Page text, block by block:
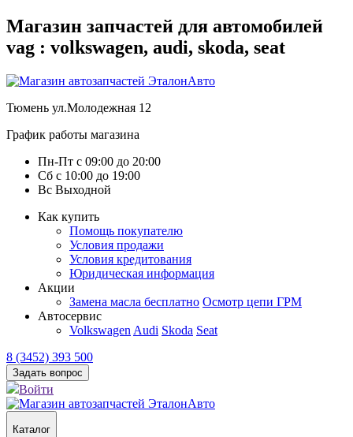
Магазин запчастей для автомобилей
vag : volkswagen, audi, skoda, seat
Тюмень ул.Молодежная 12
График работы магазина
Пн-Пт с 09:00 до 20:00
Сб с 10:00 до 19:00
Вс Выходной
Как купить
Помощь покупателю
Условия продажи
Условия кредитования
Юридическая информация
Акции
Замена масла бесплатно Осмотр цепи ГРМ
Автосервис
Volkswagen Audi Skoda Seat
8 (3452) 393 500
Задать вопрос
Войти
Каталог